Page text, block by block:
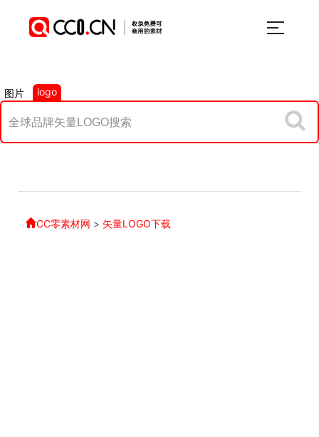
图片 logo
CC零素材网 > 矢量LOGO下载